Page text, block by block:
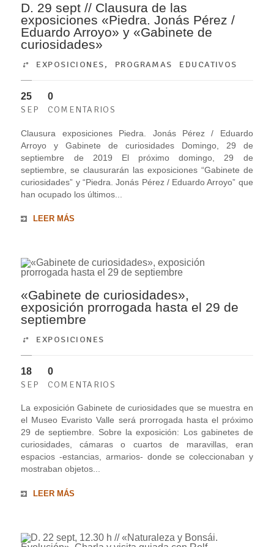
D. 29 sept // Clausura de las
exposiciones «Piedra. Jonás Pérez /
Eduardo Arroyo» y «Gabinete de
curiosidades»
EXPOSICIONES, PROGRAMAS EDUCATIVOS
25
SEP
0
COMENTARIOS
Clausura exposiciones Piedra. Jonás Pérez / Eduardo
Arroyo y Gabinete de curiosidades Domingo, 29 de
septiembre de 2019 El próximo domingo, 29 de
septiembre, se clausurarán las exposiciones “Gabinete de
curiosidades” y “Piedra. Jonás Pérez / Eduardo Arroyo” que
han ocupado los últimos...
LEER MÁS
«Gabinete de curiosidades»,
exposición prorrogada hasta el 29 de
septiembre
EXPOSICIONES
18
SEP
0
COMENTARIOS
La exposición Gabinete de curiosidades que se muestra en
el Museo Evaristo Valle será prorrogada hasta el próximo
29 de septiembre. Sobre la exposición: Los gabinetes de
curiosidades, cámaras o cuartos de maravillas, eran
espacios -estancias, armarios- donde se coleccionaban y
mostraban objetos...
LEER MÁS